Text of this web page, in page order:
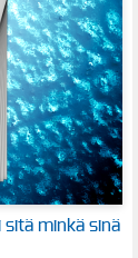
sitä minkä sinä